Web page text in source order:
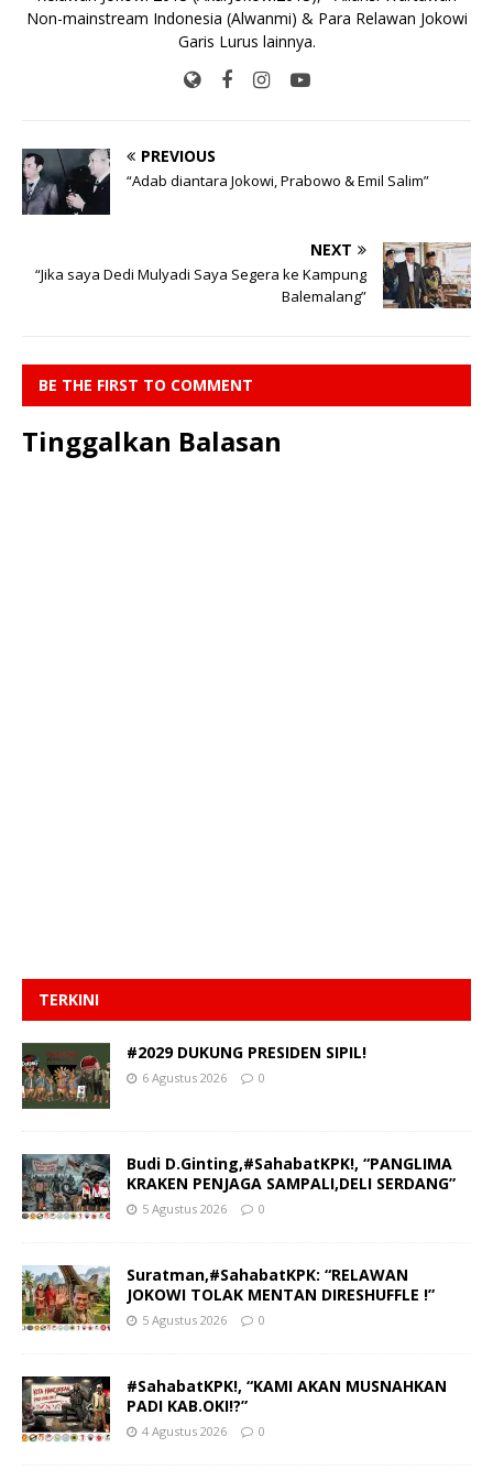
Non-mainstream Indonesia (Alwanmi) & Para Relawan Jokowi
Garis Lurus lainnya.
PREVIOUS
“Adab diantara Jokowi, Prabowo & Emil Salim”
NEXT
“Jika saya Dedi Mulyadi Saya Segera ke Kampung
Balemalang”
BE THE FIRST TO COMMENT
Tinggalkan Balasan
TERKINI
#2029 DUKUNG PRESIDEN SIPIL!
6 Agustus 2026 0
Budi D.Ginting,#SahabatKPK!, “PANGLIMA
KRAKEN PENJAGA SAMPALI,DELI SERDANG”
5 Agustus 2026 0
Suratman,#SahabatKPK: “RELAWAN
JOKOWI TOLAK MENTAN DIRESHUFFLE !”
5 Agustus 2026 0
#SahabatKPK!, “KAMI AKAN MUSNAHKAN
PADI KAB.OKI!?”
4 Agustus 2026 0